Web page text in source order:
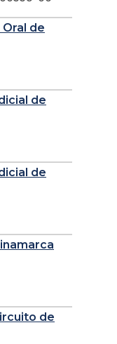
de
de
de
de